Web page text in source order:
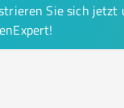
Sie sich jetzt